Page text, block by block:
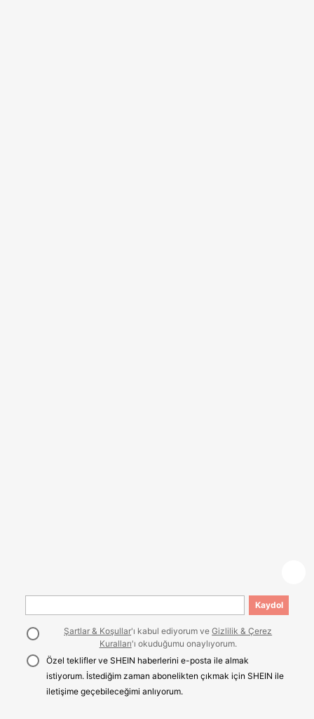
Kaydol
Şartlar & Koşullar'ı kabul ediyorum veGizlilik & Çerez
Kuralları'ı okuduğumu onaylıyorum.
Özel teklifler ve SHEIN haberlerini e-posta ile almak
istiyorum. İstediğim zaman abonelikten çıkmak için SHEIN ile
iletişime geçebileceğimi anlıyorum.